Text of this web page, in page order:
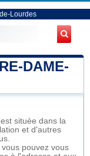
Lourdes
DAME-
située dans la
et d'autres
pouvez vous